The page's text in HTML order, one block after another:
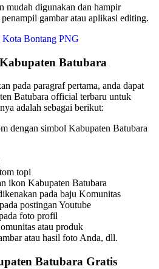
mudah digunakan dan hampir
gambar atau aplikasi editing.
Bontang PNG
Batubara
pada paragraf pertama, anda dapat
Batubara official terbaru untuk
adalah sebagai berikut:
dengan simbol Kabupaten Batubara
topi
ikon Kabupaten Batubara
pada baju Komunitas
postingan Youtube
foto profil
atau produk
atau hasil foto Anda, dll.
Batubara Gratis